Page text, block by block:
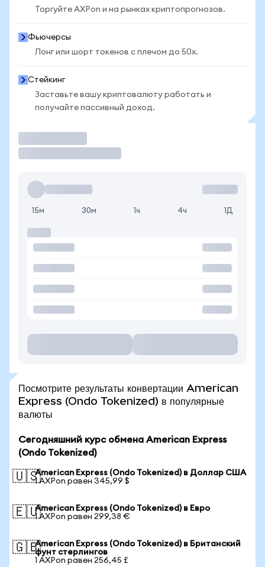
Торгуйте AXPon и на рынках криптопрогнозов.
Фьючерсы
Лонг или шорт токенов с плечом до 50x.
Стейкинг
Заставьте вашу криптовалюту работать и
получайте пассивный доход.
15м 30м 1ч 4ч 1Д
Посмотрите результаты конвертации American
Express (Ondo Tokenized) в популярные
валюты
Сегодняшний курс обмена American Express
(Ondo Tokenized)
🇺🇸American Express (Ondo Tokenized) в Доллар США
1 AXPon равен 345,99 $
🇪🇺American Express (Ondo Tokenized) в Евро
1 AXPon равен 299,38 €
🇬🇧American Express (Ondo Tokenized) в Британский
фунт стерлингов
1 AXPon равен 256,45 £